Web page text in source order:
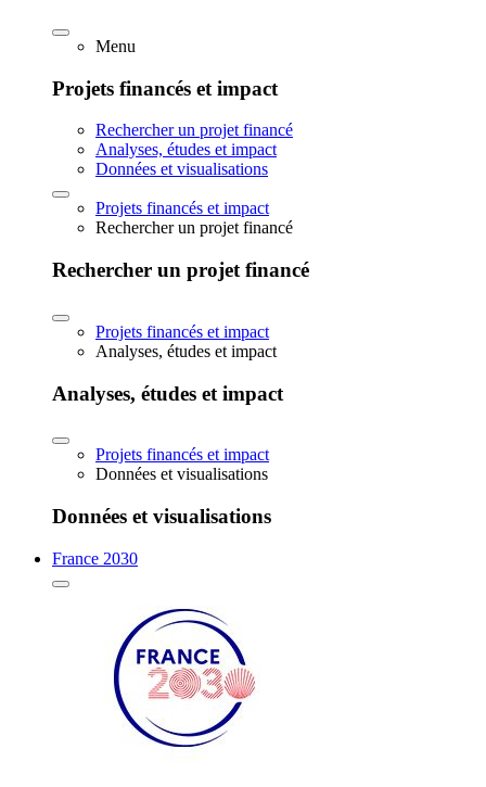
Menu
Projets financés et impact
Rechercher un projet financé
Analyses, études et impact
Données et visualisations
Projets financés et impact
Rechercher un projet financé
Rechercher un projet financé
Projets financés et impact
Analyses, études et impact
Analyses, études et impact
Projets financés et impact
Données et visualisations
Données et visualisations
France 2030